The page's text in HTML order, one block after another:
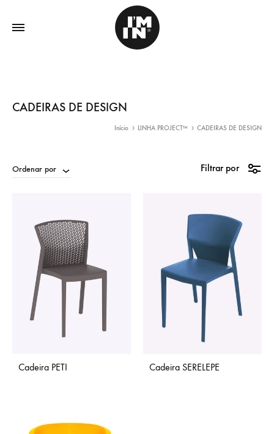
CADEIRAS DE DESIGN
Início LINHA PROJECT™ CADEIRAS DE DESIGN
Ordenar por Filtrar por
Cadeira PETI Cadeira SERELEPE